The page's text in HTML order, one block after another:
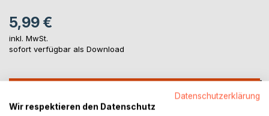
5,99 €
inkl. MwSt.
sofort verfügbar als Download
Datenschutzerklärung
Wir respektieren den Datenschutz